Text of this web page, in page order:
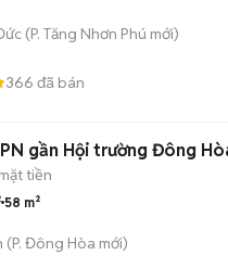
(P. Tăng Nhơn Phú mới)
366 đã bán
gần Hội trường Đông
tiền
58 m²
(P. Đông Hòa mới)